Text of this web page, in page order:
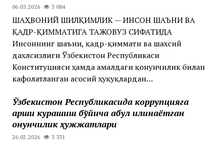
06.03.2026 3 084
ШАҲВОНИЙ ШИЛҚИМЛИК — ИНСОН ШАЪНИ ВА
ҚАДР-ҚИММАТИГА ТАЖОВУЗ СИФАТИДА
Инсоннинг шаъни, қадр-қиммати ва шахсий
дахлсизлиги Ўзбекистон Республикаси
Конституцияси ҳамда амалдаги қонунчилик билан
кафолатланган асосий ҳуқуқлардан…
Ўзбекистон Республикасида коррупцияга
қарши курашиш бўйича қабул қилинаётган
қонунчилик ҳужжатлари
26.02.2026 3 331